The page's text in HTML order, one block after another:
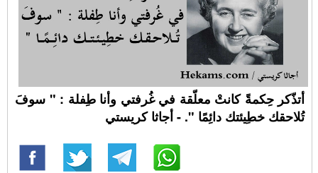
أتذّكر حِكمةً كانتْ معلّقة في غُرفتي وأنا طِفلة : " سوفَ
تُلاحقك خطِيئتك دائِمًا ". - أجاثا كريستي